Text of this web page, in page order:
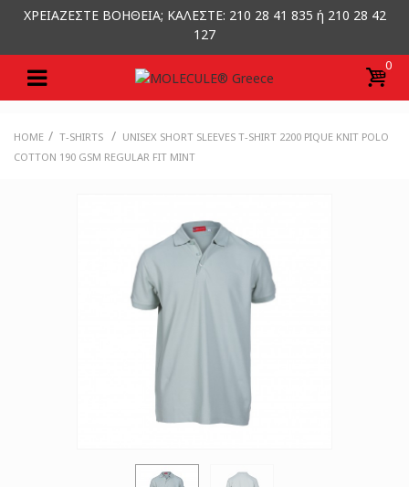
ΧΡΕΙΑΖΕΣΤΕ ΒΟΗΘΕΙΑ; ΚΑΛΕΣΤΕ: 210 28 41 835 ή 210 28 42
127
0
HOME / T-SHIRTS / UNISEX SHORT SLEEVES T-SHIRT 2200 PIQUE KNIT POLO
COTTON 190 GSM REGULAR FIT MINT